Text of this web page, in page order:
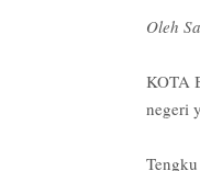
Oleh
KOTA
negeri